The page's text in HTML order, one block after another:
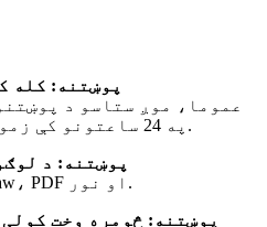
پوښتنه: کله
په 24 ساعتونو کې زموږ غوره قیمت حواله کوو.
پوښتنه: د
A: AI، Photoshop، CorelDraw، PDF او نور.
پوښتنه: څومره وخت کولی